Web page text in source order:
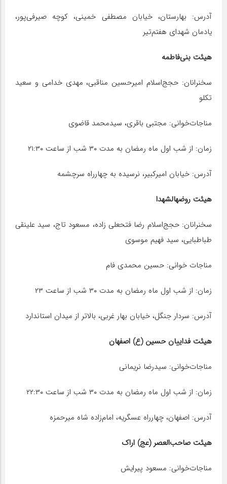
آدرس: بهارستان، خیابان مصطفی خمینی، کوچه صیرفی‌پور،
یادمان شهدای هفتم‌تیر
هیئت بنی‌فاطمه
سخنرانان: حجج‌اسلام امیرحسین مناقبی، مهدی خدامی و سعید
تکلو
مناجات‌خوانی: مجتبی باقری، سیدمحمد قاضوی
زمان: از شب اول ماه رمضان به مدت ۳۰ شب از ساعت ۲۱:۳۰
آدرس: خیابان امیرکبیر، نرسیده به چهارراه سرچشمه
هیئت روضهالشهدا
سخنرانان: حجج‌اسلام رضا فتحعلی زاده، مسعود تاج، سید علینقی
طباطبایی، سید فهیم موسوی
مناجات خوانی: حسین محمدی فام
زمان: از شب اول ماه رمضان به مدت ۳۰ شب از ساعت ۲۳
آدرس: سردار جنگل، خیابان بهار غربی، بالاتر از میدان استاندارد
هیئت فداییان حسین (ع) اصفهان
مناجات‌خوانی: سیدرضا نریمانی
زمان: از شب اول ماه رمضان به مدت ۳۰ شب از ساعت ۲۲:۳۰
آدرس: اصفهان، چهارراه عسگریه، امام‌زاده شاه میرحمزه
هیئت صاحب‌العصر (عج) اراک
مناجات‌خوانی: مسعود پیرایش